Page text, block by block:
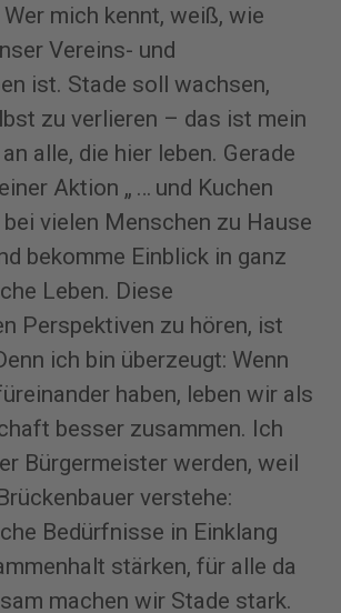
mich kennt, weiß, wie
Vereins- und
ist. Stade soll wachsen,
zu verlieren – das ist mein
alle, die hier leben. Gerade
Aktion „ … und Kuchen
vielen Menschen zu Hause
bekomme Einblick in ganz
Leben. Diese
Perspektiven zu hören, ist
ich bin überzeugt: Wenn
haben, leben wir als
besser zusammen. Ich
Bürgermeister werden, weil
verstehe:
Bedürfnisse in Einklang
stärken, für alle da
machen wir Stade stark.